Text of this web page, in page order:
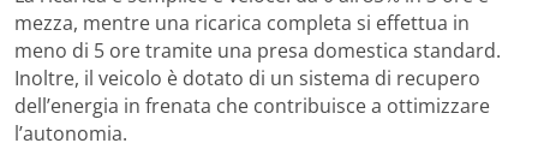
mezza, mentre una ricarica completa si effettua in
meno di 5 ore tramite una presa domestica standard.
Inoltre, il veicolo è dotato di un sistema di recupero
dell’energia in frenata che contribuisce a ottimizzare
l’autonomia.